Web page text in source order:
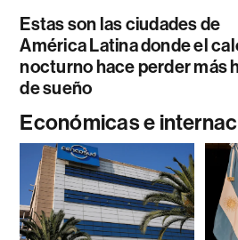
Estas son las ciudades de
América Latina donde el
nocturno hace perder más
de sueño
Económicas e